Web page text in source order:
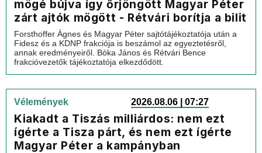
mögé bújva így őrjöngött Magyar Péter
zárt ajtók mögött - Rétvári borítja a bilit
Forsthoffer Ágnes és Magyar Péter sajtótájékoztatója után a
Fidesz és a KDNP frakciója is beszámol az egyeztetésről,
annak eredményeiről. Bóka János és Rétvári Bence
frakcióvezetők tájékoztatója elkezdődött.
Vélemények 2026.08.06 | 07:27
Kiakadt a Tiszás milliárdos: nem ezt
ígérte a Tisza párt, és nem ezt ígérte
Magyar Péter a kampányban